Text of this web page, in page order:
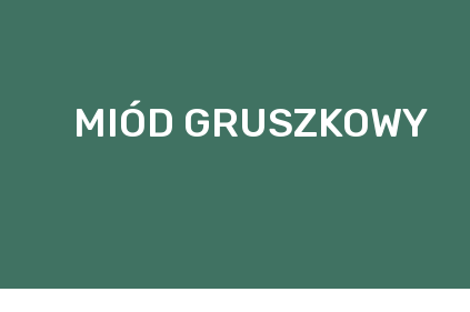
MIÓD GRUSZKOWY